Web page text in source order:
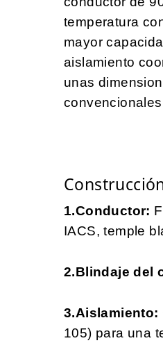
temperatura
mayor
aislamiento
unas
1.Conductor:
IACS, temple
2.Blindaje del
3.Aislamiento:
105) para una